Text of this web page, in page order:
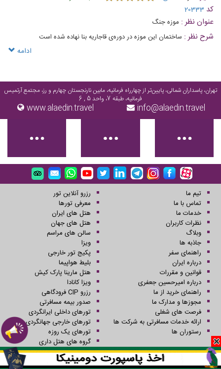
کد 20333
عنوان نظر : موزه جنگ
شرح نظر : ساختمان این موزه در دوره‌ی قاجاریه بنا نهاده شده است
ادامه
تهران، پاسداران شمالی، پایین‌تر از چهارراه فرمانیه، مابین نارنجستان چهارم و رز، مجتمع آرتمیس
فرمانیه، طبقه 7، واحد 5 , 6
info@alaedin.travel
www.alaedin.travel
تیم ما
تماس با ما
خدمات ما
نظرات کاربران
وبلاگ
جاذبه ها
راهنمای سفر
درباره ایران
قوانین و مقررات
درباره امیرحسین جعفری
راهنمای خرید از ما
مجوزها و مدارک ما
فرصت های شغلی
ارائه خدمات مسافرتی به شرکت ها
رستوران ها
رزرو آنلاین تور
معرفی تورها
هتل های ایران
هتل های جهان
سالن های مراسم
ویزا
پکیج تور خارجی
بلیط هواپیما
هتل مارینا پارک کیش
ویزا کانادا
رزرو CIP فرودگاهی
صدور بیمه مسافرتی
تورهای داخلی ایرانگردی
تورهای خارجی جهانگردی
تورهای یک روزه
گروه های هتل داری
کلیه حقوق این سایت محفوظ و متعلق به شرکت سفرهای علاءالدین می باشد